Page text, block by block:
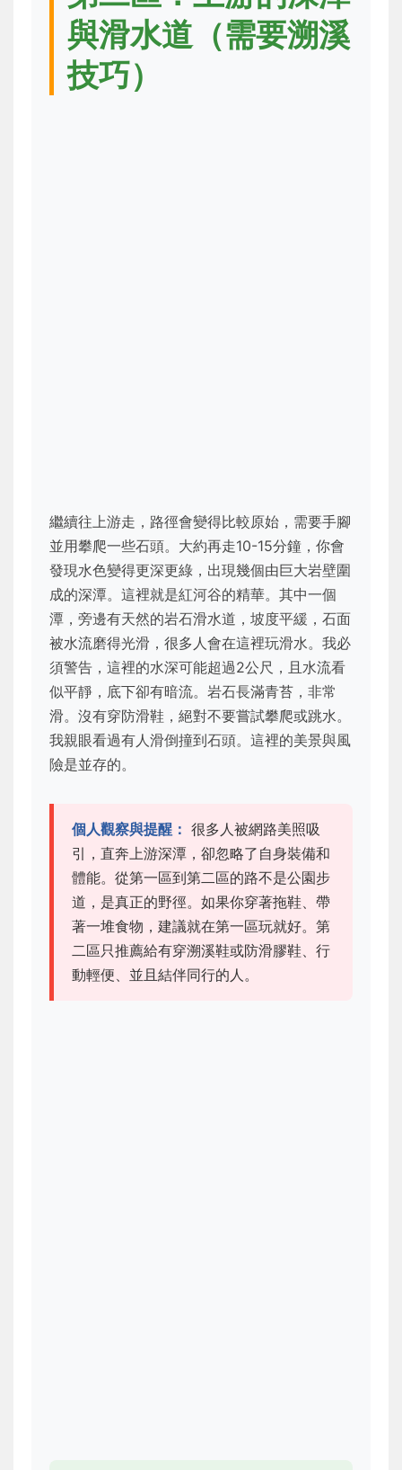
與滑水道（需要溯溪
技巧）
繼續往上游走，路徑會變得比較原始，需要手腳
並用攀爬一些石頭。大約再走10-15分鐘，你會
發現水色變得更深更綠，出現幾個由巨大岩壁圍
成的深潭。這裡就是紅河谷的精華。其中一個
潭，旁邊有天然的岩石滑水道，坡度平緩，石面
被水流磨得光滑，很多人會在這裡玩滑水。我必
須警告，這裡的水深可能超過2公尺，且水流看
似平靜，底下卻有暗流。岩石長滿青苔，非常
滑。沒有穿防滑鞋，絕對不要嘗試攀爬或跳水。
我親眼看過有人滑倒撞到石頭。這裡的美景與風
險是並存的。
個人觀察與提醒： 很多人被網路美照吸
引，直奔上游深潭，卻忽略了自身裝備和
體能。從第一區到第二區的路不是公園步
道，是真正的野徑。如果你穿著拖鞋、帶
著一堆食物，建議就在第一區玩就好。第
二區只推薦給有穿溯溪鞋或防滑膠鞋、行
動輕便、並且結伴同行的人。